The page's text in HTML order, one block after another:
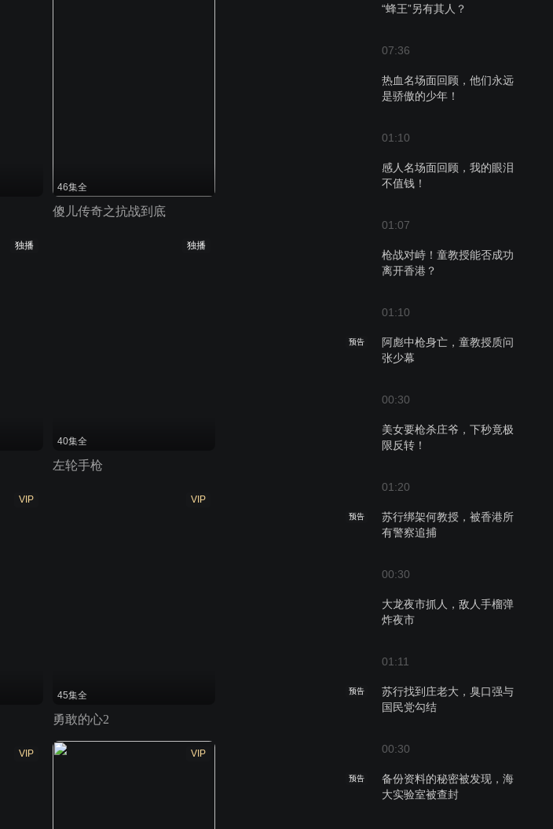
“蜂王”另有其人？
07:36
热血名场面回顾，他们永远
是骄傲的少年！
01:10
感人名场面回顾，我的眼泪
不值钱！
01:07
枪战对峙！童教授能否成功
离开香港？
01:10
预告
阿彪中枪身亡，童教授质问
张少幕
00:30
美女要枪杀庄爷，下秒竟极
限反转！
01:20
预告
苏行绑架何教授，被香港所
有警察追捕
00:30
大龙夜市抓人，敌人手榴弹
炸夜市
01:11
预告
苏行找到庄老大，臭口强与
国民党勾结
00:30
预告
备份资料的秘密被发现，海
大实验室被查封
46集全
傻儿传奇之抗战到底
独播 独播
40集全
左轮手枪
VIP VIP
45集全
勇敢的心2
VIP VIP